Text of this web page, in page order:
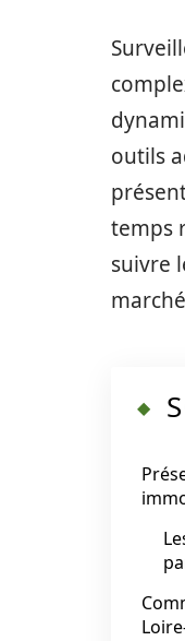
outils
temps
suivre